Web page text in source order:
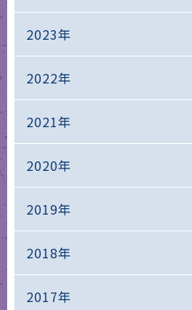
2023年
2022年
2021年
2020年
2019年
2018年
2017年